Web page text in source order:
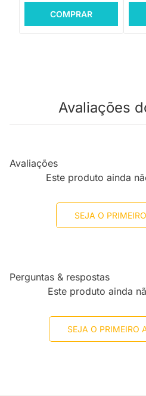
COMPRAR
Avaliações
Avaliações
Este produto ainda
SEJA O
Perguntas & respostas
Este produto ainda
SEJA O PRIMEIRO